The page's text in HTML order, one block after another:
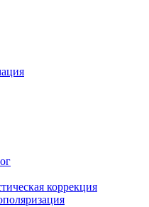
коррекция